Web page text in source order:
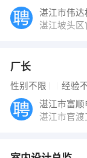
湛江市伟达
湛江坡头区
厂长
性别不限 经验
湛江市富顺
湛江市官渡